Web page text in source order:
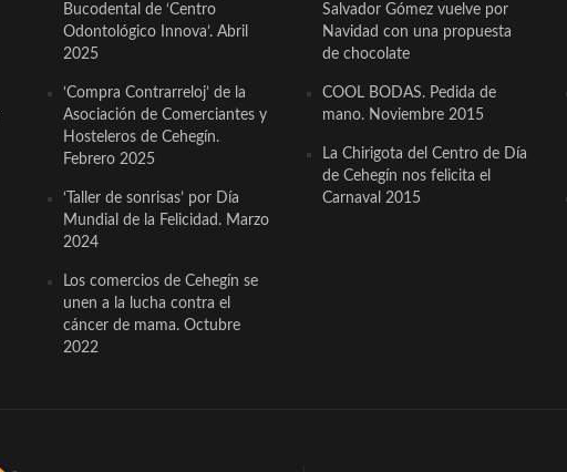
Bucodental de ‘Centro
Odontológico Innova’. Abril
2025
‘Compra Contrarreloj’ de la
Asociación de Comerciantes y
Hosteleros de Cehegín.
Febrero 2025
‘Taller de sonrisas’ por Día
Mundial de la Felicidad. Marzo
2024
Los comercios de Cehegín se
unen a la lucha contra el
cáncer de mama. Octubre
2022
Salvador Gómez vuelve por
Navidad con una propuesta
de chocolate
COOL BODAS. Pedida de
mano. Noviembre 2015
La Chirigota del Centro de Día
de Cehegín nos felicita el
Carnaval 2015